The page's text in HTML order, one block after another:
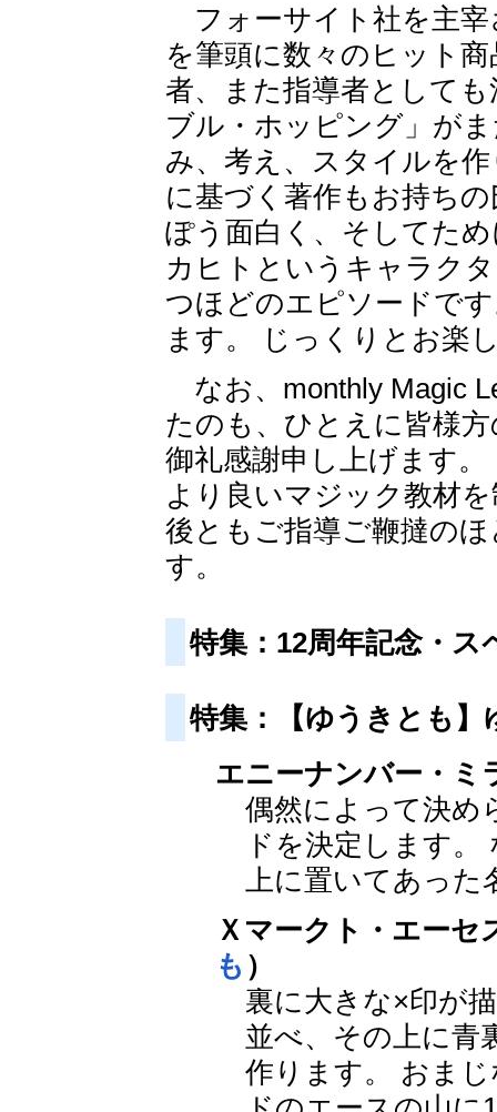
フォーサイト社を主宰
を筆頭に数々のヒット
者、また指導者として
ブル・ホッピング」が
み、考え、スタイルを
に基づく著作もお持ち
ぽう面白く、そしてた
カヒトというキャラク
つほどのエピソードで
ます。 じっくりとお楽
なお、monthly Magic
たのも、ひとえに皆様
御礼感謝申し上げます
より良いマジック教材
後ともご指導ご鞭撻の
す。
特集：12周年記念・
特集：【ゆうきとも
エニーナンバー・ミ
偶然によって決め
ドを決定します
上に置いてあった
Ｘマークト・エー
も ）
裏に大きな×印が
並べ、その上に青
作ります。 おま